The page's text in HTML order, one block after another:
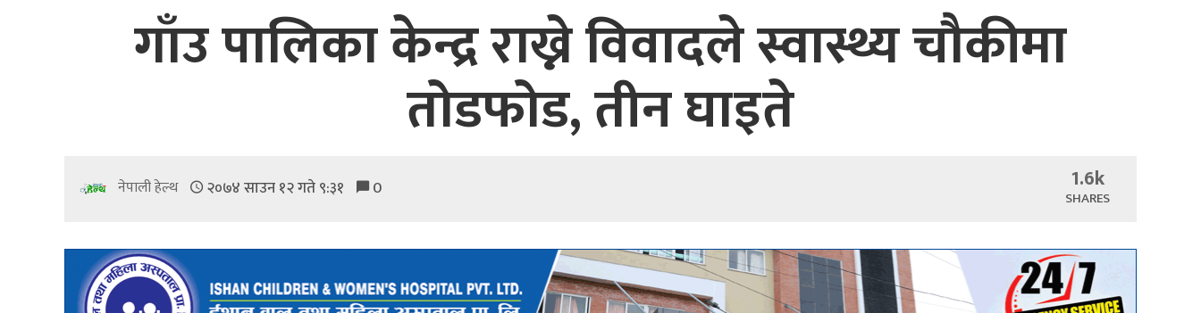
गाँउ पालिका केन्द्र राख्ने विवादले स्वास्थ्य चौकीमा
तोडफोड, तीन घाइते
नेपाली हेल्थ २०७४ साउन १२ गते ९:३१ 0 1.6k
SHARES